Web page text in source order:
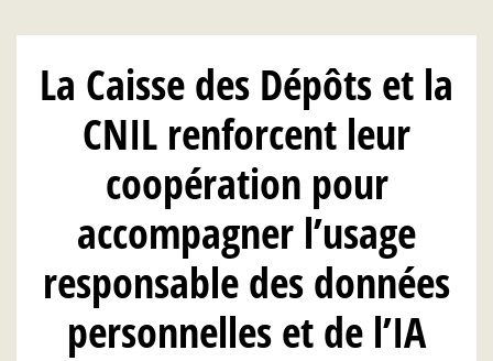
I
L
La Caisse des Dépôts et la
CNIL renforcent leur
coopération pour
accompagner l’usage
responsable des données
personnelles et de l’IA